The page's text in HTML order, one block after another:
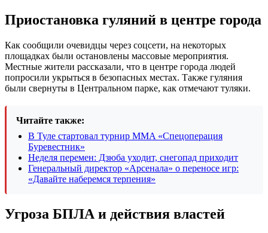
Приостановка гуляний в центре города
Как сообщили очевидцы через соцсети, на некоторых
площадках были остановлены массовые мероприятия.
Местные жители рассказали, что в центре города людей
попросили укрыться в безопасных местах. Также гуляния
были свернуты в Центральном парке, как отмечают туляки.
Читайте также:
В Туле стартовал турнир MMA «Спецоперация
Буревестник»
Неделя перемен: Дзюба уходит, снегопад приходит
Генеральный директор «Арсенала» о переносе игр:
«Давайте наберемся терпения»
Угроза БПЛА и действия властей